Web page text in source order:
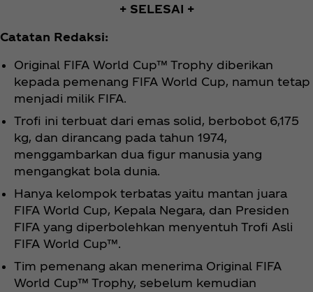
+ SELESAI +
Catatan Redaksi:
Original FIFA World Cup™ Trophy diberikan
kepada pemenang FIFA World Cup, namun tetap
menjadi milik FIFA.
Trofi ini terbuat dari emas solid, berbobot 6,175
kg, dan dirancang pada tahun 1974,
menggambarkan dua figur manusia yang
mengangkat bola dunia.
Hanya kelompok terbatas yaitu mantan juara
FIFA World Cup, Kepala Negara, dan Presiden
FIFA yang diperbolehkan menyentuh Trofi Asli
FIFA World Cup™.
Tim pemenang akan menerima Original FIFA
World Cup™ Trophy, sebelum kemudian